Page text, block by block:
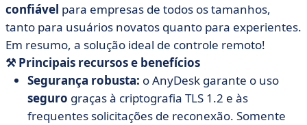
confiável para empresas de todos os tamanhos,
tanto para usuários novatos quanto para experientes.
Em resumo, a solução ideal de controle remoto!
⚒️ Principais recursos e benefícios
Segurança robusta: o AnyDesk garante o uso
seguro graças à criptografia TLS 1.2 e às
frequentes solicitações de reconexão. Somente